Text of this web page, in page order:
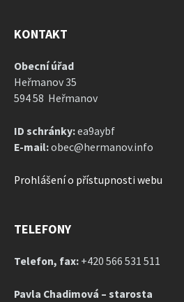
KONTAKT
Obecní úřad
Heřmanov 35
594 58 Heřmanov
ID schránky:ea9aybf
E-mail:obec@hermanov.info
Prohlášení o přístupnosti webu
TELEFONY
Telefon, fax: +420 566 531 511
Pavla Chadimová – starosta